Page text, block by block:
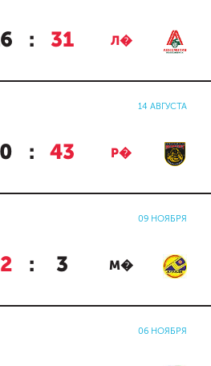
: 31 Л�
14 АВГУСТА
: 43 Р�
09 НОЯБРЯ
: 3 М�
06 НОЯБРЯ